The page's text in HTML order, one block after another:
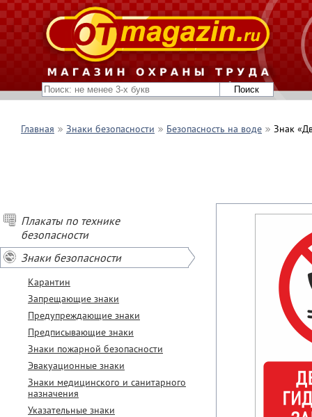
Главная Знаки безопасности Безопасность на воде Знак
Плакаты по технике
безопасности
Знаки безопасности
Карантин
Запрещающие знаки
Предупреждающие знаки
Предписывающие знаки
Знаки пожарной безопасности
Эвакуационные знаки
Знаки медицинского и санитарного
назначения
Указательные знаки